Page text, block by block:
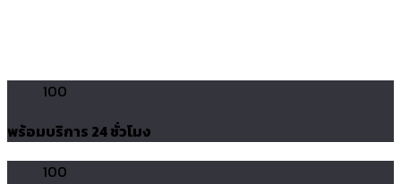
100
พร้อมบริการ 24 ชั่วโมง
100